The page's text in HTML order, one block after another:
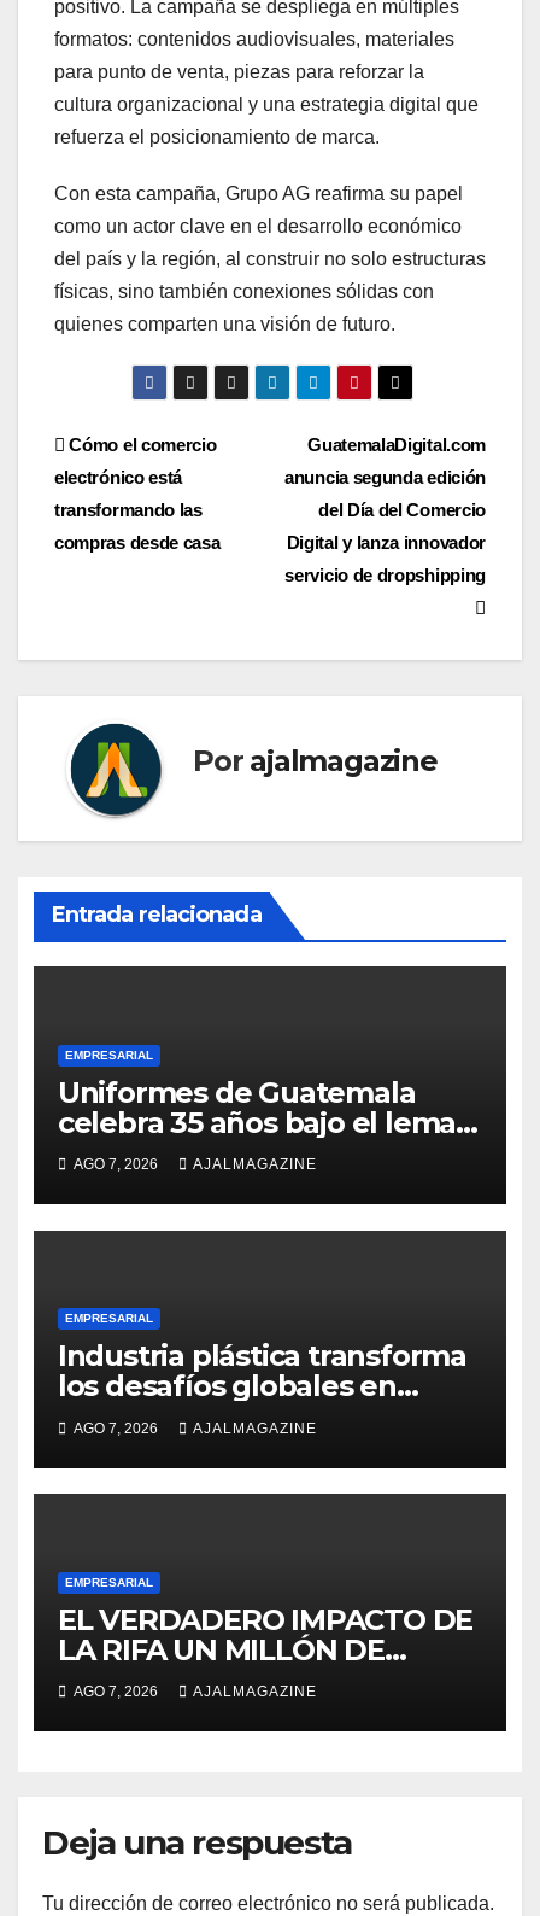
positivo. La campaña se despliega en múltiples
formatos: contenidos audiovisuales, materiales
para punto de venta, piezas para reforzar la
cultura organizacional y una estrategia digital que
refuerza el posicionamiento de marca.
Con esta campaña, Grupo AG reafirma su papel
como un actor clave en el desarrollo económico
del país y la región, al construir no solo estructuras
físicas, sino también conexiones sólidas con
quienes comparten una visión de futuro.
Navegación
de
entradas
GuatemalaDigital.com
anuncia segunda edición
del Día del Comercio
Digital y lanza innovador
servicio de dropshipping
Cómo el comercio
electrónico está
transformando las
compras desde casa
Por ajalmagazine
Entrada relacionada
EMPRESARIAL
Uniformes de Guatemala
celebra 35 años bajo el lema
«Hechos para destacar» y
continúa su expansión
nacional
AGO 7, 2026 AJALMAGAZINE
EMPRESARIAL
Industria plástica transforma
los desafíos globales en
innovación y nuevas
oportunidades de negocio
AGO 7, 2026 AJALMAGAZINE
EMPRESARIAL
EL VERDADERO IMPACTO DE
LA RIFA UN MILLÓN DE
AMIGOS HOY POR TI,
MAÑANA POR MÍ
AGO 7, 2026 AJALMAGAZINE
Deja una respuesta
Tu dirección de correo electrónico no será publicada.